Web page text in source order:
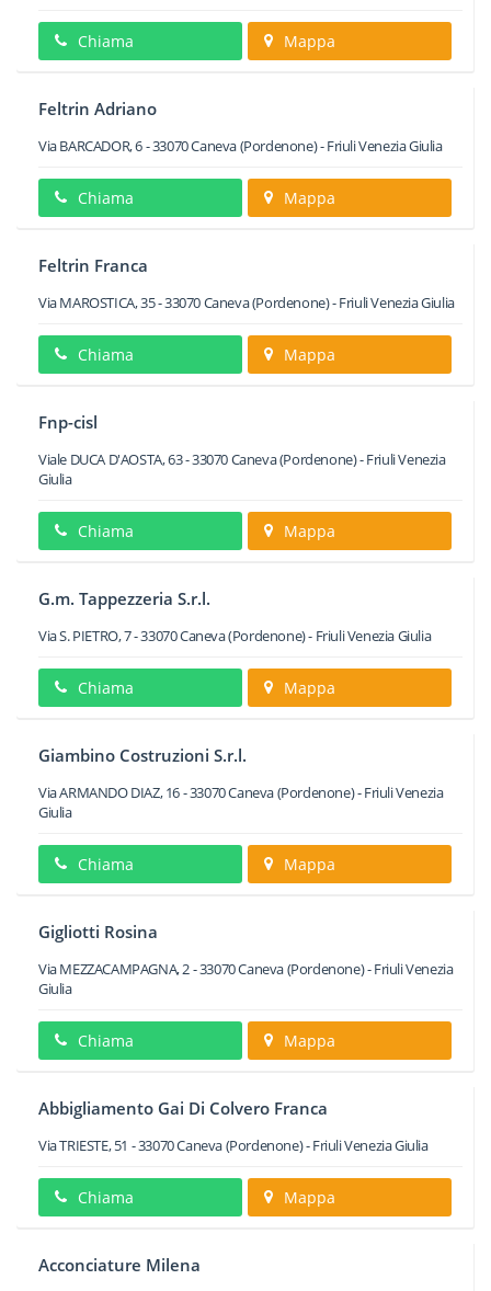
Chiama Mappa
Feltrin Adriano
Via BARCADOR, 6-33070Caneva(Pordenone) -Friuli Venezia Giulia
Chiama Mappa
Feltrin Franca
Via MAROSTICA, 35-33070Caneva(Pordenone) -Friuli Venezia Giulia
Chiama Mappa
Fnp-cisl
Viale DUCA D'AOSTA, 63-33070Caneva(Pordenone) -Friuli Venezia
Giulia
Chiama Mappa
G.m. Tappezzeria S.r.l.
Via S. PIETRO, 7-33070Caneva(Pordenone) - Friuli Venezia Giulia
Chiama Mappa
Giambino Costruzioni S.r.l.
Via ARMANDO DIAZ, 16-33070Caneva(Pordenone) -Friuli Venezia
Giulia
Chiama Mappa
Gigliotti Rosina
Via MEZZACAMPAGNA, 2-33070Caneva(Pordenone) -Friuli Venezia
Giulia
Chiama Mappa
Abbigliamento Gai Di Colvero Franca
Via TRIESTE, 51 -33070Caneva(Pordenone) -Friuli Venezia Giulia
Chiama Mappa
Acconciature Milena